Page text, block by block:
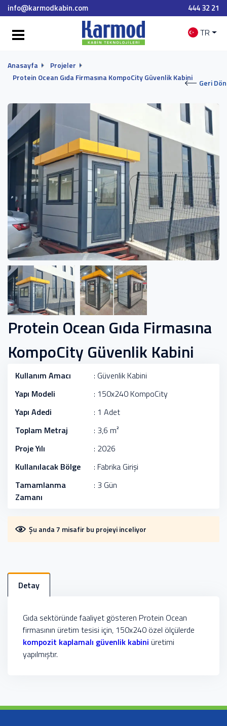
info@karmodkabin.com 444 32 21
TR
Anasayfa
Projeler
Protein Ocean Gıda Firmasına KompoCity Güvenlik Kabini
Geri Dön
Protein Ocean Gıda Firmasına
KompoCity Güvenlik Kabini
Kullanım Amacı
: Güvenlik Kabini
Yapı Modeli
: 150x240 KompoCity
Yapı Adedi
: 1 Adet
Toplam Metraj
: 3,6 m²
Proje Yılı
: 2026
Kullanılacak Bölge
: Fabrika Girişi
Tamamlanma
Zamanı
: 3 Gün
Şu anda 7 misafir bu projeyi inceliyor
Detay
Gıda sektöründe faaliyet gösteren Protein Ocean
firmasının üretim tesisi için, 150x240 özel ölçülerde
kompozit kaplamalı güvenlik kabini üretimi
yapılmıştır.